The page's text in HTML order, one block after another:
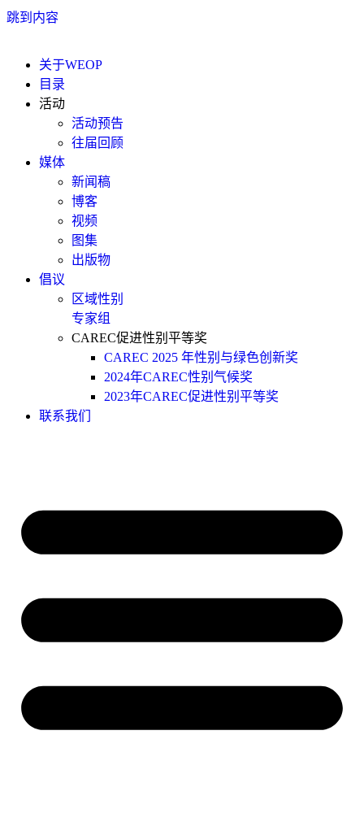
跳到内容
关于WEOP
目录
活动
活动预告
往届回顾
媒体
新闻稿
博客
视频
图集
出版物
倡议
区域性别
专家组
CAREC促进性别平等奖
CAREC 2025 年性别与绿色创新奖
2024年CAREC性别气候奖
2023年CAREC促进性别平等奖
联系我们